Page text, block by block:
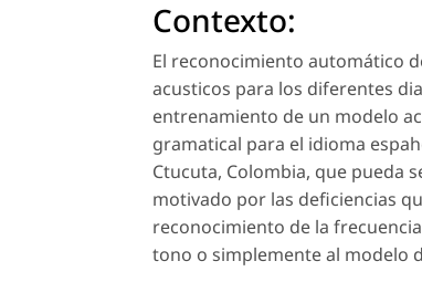
Contexto:
El reconocimiento automático
acusticos para los diferentes
entrenamiento de un modelo
gramatical para el idioma
Ctucuta, Colombia, que pueda
motivado por las deficiencias
reconocimiento de la
tono o simplemente al modelo